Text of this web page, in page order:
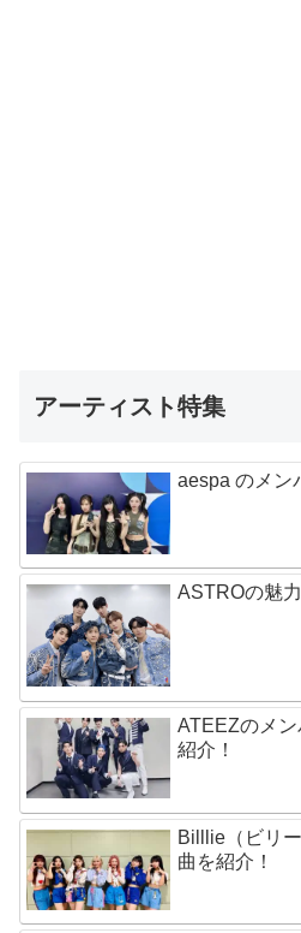
アーティスト特集
aespa のメン
ASTROの魅
ATEEZのメ
紹介！
Billlie（ビリ
曲を紹介！